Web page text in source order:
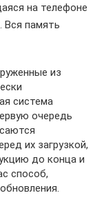
на телефоне
Вся память
из
система
очередь
их загрузкой,
до конца и
способ,